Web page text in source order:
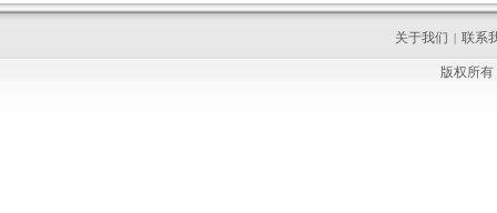
关于我们 | 联系
版权所